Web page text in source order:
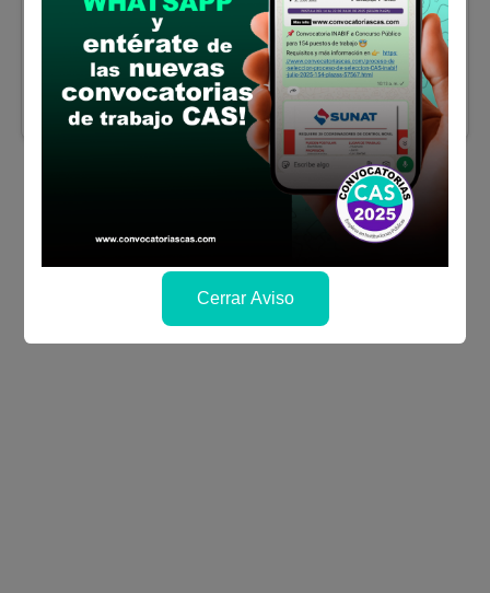
Computación o Informática
Sueldo:1714
Finalizó el:02/03/2026
Más información
Cerrar Aviso